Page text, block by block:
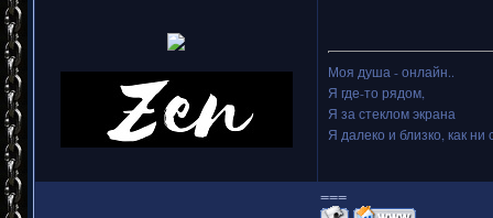
Моя душа - онлайн..
Я где-то рядом,
Я за стеклом экрана
Я далеко и близко, как ни
===